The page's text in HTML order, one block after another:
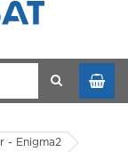
- Enigma2